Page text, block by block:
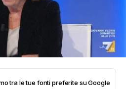
tra le tue fonti preferite su Google